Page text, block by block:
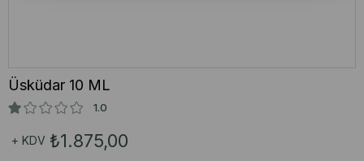
Üsküdar 10 ML
1.0
₺1.875,00
+ KDV